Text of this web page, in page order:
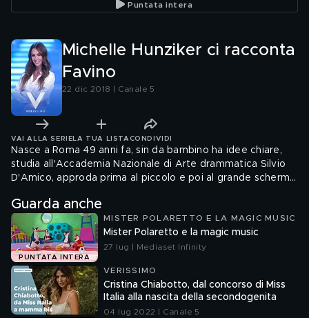
Puntata intera
Michelle Hunziker ci racconta
Favino
22 dic 2018 | Canale 5
VAI ALLA SERIE LA TUA LISTA CONDIVIDI
Nasce a Roma 49 anni fa, sin da bambino ha idee chiare,
studia all'Accademia Nazionale di Arte drammatica Silvio
D'Amico, approda prima al piccolo e poi al grande schermo
Guarda anche
PUNTATA INTERA
MISTER POLARETTO E LA MAGIC MUSIC
Mister Polaretto e la magic music
27 lug | Mediaset Infinity
VERISSIMO
Cristina Chiabotto, dal concorso di Miss
Italia alla nascita della secondogenita
04 lug 2022 | Canale 5